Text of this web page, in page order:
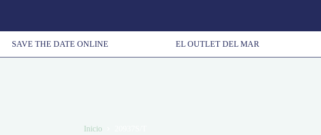
SAVE THE DATE ONLINE EL OUTLET DEL MAR
Inicio